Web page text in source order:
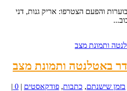
והפעם הצטרפו: אריק גנות, דני
באטלנטה ותמונת מצב
בזמן שישנתם, כתבות, פודקאסטים |
0
|